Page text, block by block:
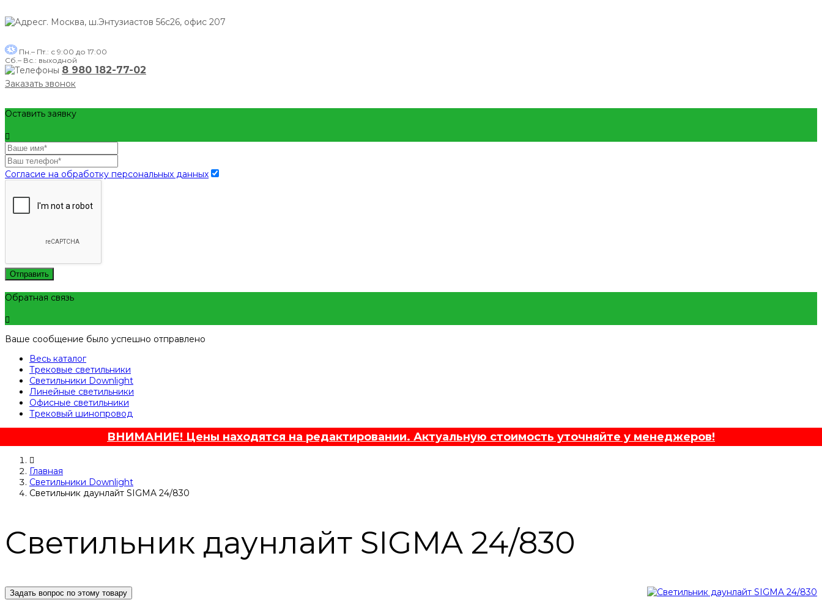
г. Москва, ш.Энтузиастов 56с26, офис 207
Пн.– Пт.: с 9:00 до 17:00
Сб.– Вс.: выходной
8 980 182-77-02
Заказать звонок
Оставить заявку
Согласие на обработку персональных данных
Отправить
Обратная связь
Ваше сообщение было успешно отправлено
Весь каталог
Трековые светильники
Светильники Downlight
Линейные светильники
Офисные светильники
Трековый шинопровод
ВНИМАНИЕ! Цены находятся на редактировании. Актуальную стоимость уточняйте у менеджеров!
Главная
Светильники Downlight
Светильник даунлайт SIGMA 24/830
Светильник даунлайт SIGMA 24/830
Задать вопрос по этому товару